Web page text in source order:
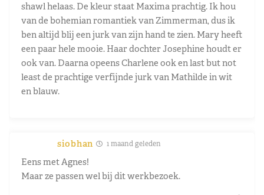
shawl helaas. De kleur staat Maxima prachtig. Ik hou
van de bohemian romantiek van Zimmerman, dus ik
ben altijd blij een jurk van zijn hand te zien. Mary heeft
een paar hele mooie. Haar dochter Josephine houdt er
ook van. Daarna opeens Charlene ook en last but not
least de prachtige verfijnde jurk van Mathilde in wit
en blauw.
siobhan 1 maand geleden
Eens met Agnes!
Maar ze passen wel bij dit werkbezoek.